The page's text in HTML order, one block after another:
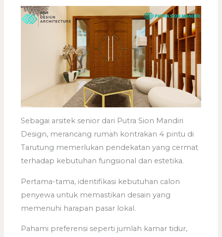
Sebagai arsitek senior dari Putra Sion Mandiri
Design, merancang rumah kontrakan 4 pintu di
Tarutung memerlukan pendekatan yang cermat
terhadap kebutuhan fungsional dan estetika.
Pertama-tama, identifikasi kebutuhan calon
penyewa untuk memastikan desain yang
memenuhi harapan pasar lokal.
Pahami preferensi seperti jumlah kamar tidur,